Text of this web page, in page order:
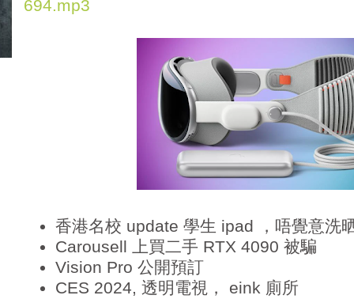
l694.mp3
香港名校 update 學生 ipad ，唔覺意洗
Carousell 上買二手 RTX 4090 被騙
Vision Pro 公開預訂
CES 2024, 透明電視， eink 廁所